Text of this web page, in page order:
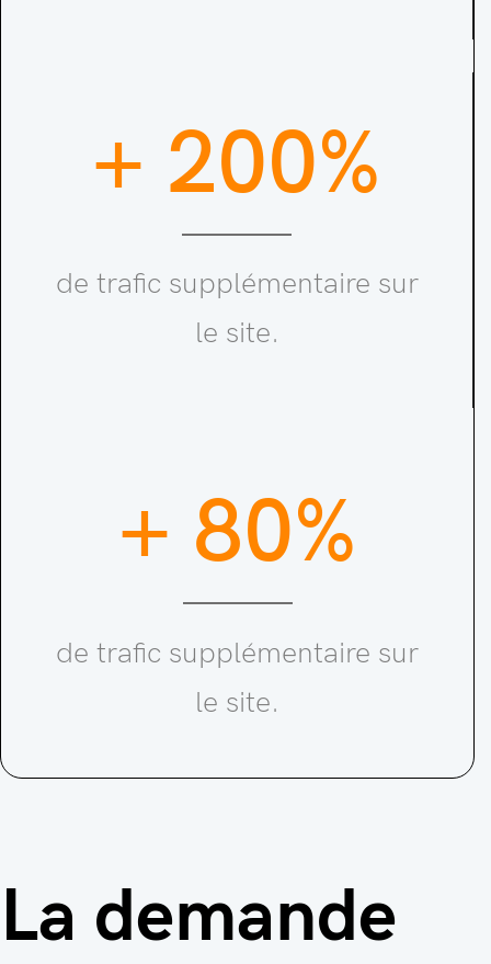
+ 200%
de trafic supplémentaire sur
le site.
+ 80%
de trafic supplémentaire sur
le site.
La demande